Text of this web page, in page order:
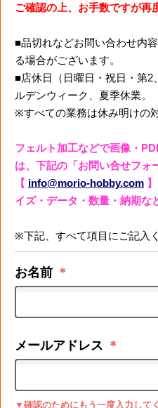
ご確認の上、お手数ですが再
■品切れなどお問い合わせ内
る場合がございます。
■店休日（日曜日・祝日・第2
ルデンウィーク、夏季休業。
※すべての業務は休み明けの
フェルト加工などで画像・
は、下記の「お問い合せフォ
【 info@morio-hobby.com
イズ・データ・数量・納期な
※下記、すべて項目にご記入
お名前 ＊
メールアドレス ＊
▼確認のためにもう一度入力して